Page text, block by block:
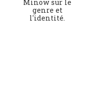
Minow sur le
genre et
l'identité.